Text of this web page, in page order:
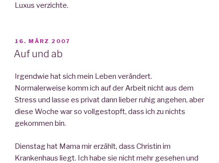
Luxus verzichte.
VERÖFFENTLICHT
AM
16. MÄRZ 2007
Auf und ab
Irgendwie hat sich mein Leben verändert.
Normalerweise komm ich auf der Arbeit nicht aus dem
Stress und lasse es privat dann lieber ruhig angehen, aber
diese Woche war so vollgestopft, dass ich zu nichts
gekommen bin.
Dienstag hat Mama mir erzählt, dass Christin im
Krankenhaus liegt. Ich habe sie nicht mehr gesehen und